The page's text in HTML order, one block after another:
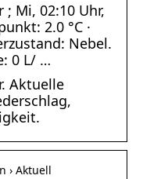
Mi, 02:10 Uhr,
2.0 °C ·
Nebel.
0 L/ …
Aktuelle
› Aktuell